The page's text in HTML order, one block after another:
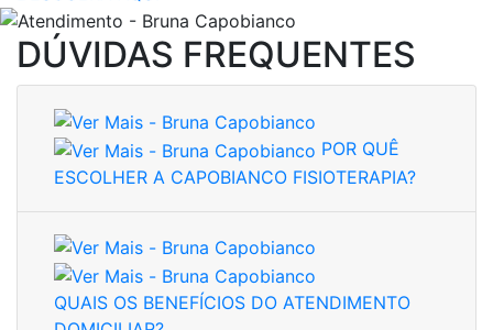
DÚVIDAS FREQUENTES
ESCOLHER A CAPOBIANCO FISIOTERAPIA?
QUAIS OS BENEFÍCIOS DO ATENDIMENTO